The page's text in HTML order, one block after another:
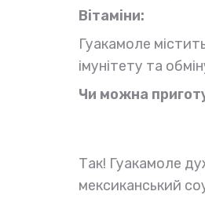
Вітаміни:
Гуакамоле
імунітету та
Чи можна
Так! Гуакамоле
мексиканський